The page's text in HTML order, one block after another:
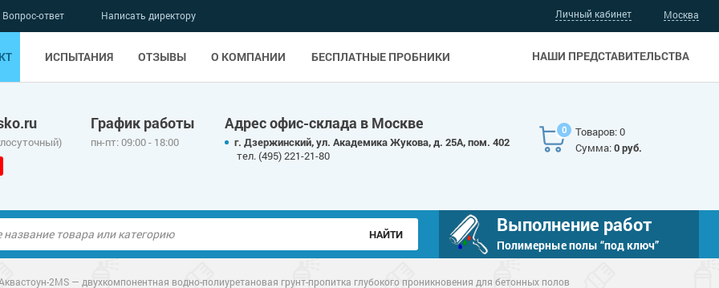
Личный кабинет
НАШИ ПРЕДСТАВИТЕЛЬСТВА
Вопрос-ответ Написать директору
ИСПЫТАНИЯ ОТЗЫВЫ О КОМПАНИИ БЕСПЛАТНЫЕ ПРОБНИКИ
Москва
График работы
пн-пт: 09:00 - 18:00
Адрес офис-склада в Москве
г. Дзержинский, ул. Академика Жукова, д. 25А, пом. 402
тел. (495) 221-21-80
0
Товаров: 0
Сумма:0 руб.
Выполнение работ
Полимерные полы “под ключ”
полы 2MS — двухкомпонентная водно-полиуретановая грунт-пропитка глубокого проникновения для бетонных полов